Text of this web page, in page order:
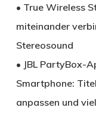
• True Wireless
miteinander
Stereosound
• JBL PartyBox-
Smartphone:
anpassen und